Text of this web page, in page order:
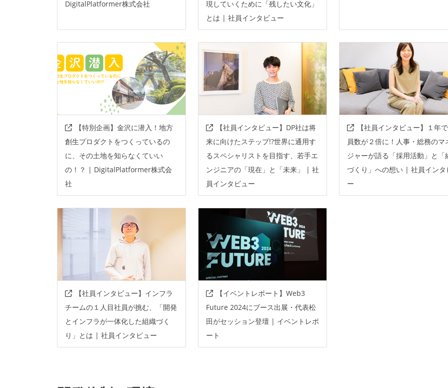
DigitalPlatformer株式会社
現していくために「残したい文化」
とは | 社員インタビュー
【特別企画】金沢に潜入！地方
創生プロダクトをつくっているの
に、その土地を知らなくていい
の！？ | DigitalPlatformer株式会
社
【社員インタビュー】DP社は将
来に向けたステップ!?世界に通用す
るスペシャリストを目指す、若手エ
ンジニアの「現在」と「未来」 | 社
員インタビュー
【社員インタビュー】１年
員数が２倍に！人事・総務のマ
ジャーが語る「採用活動」と「
づくり」への想い | 社員インタ
ー
【社員インタビュー】インフラ
チームの１人目社員が挑む、「開発
とインフラが一体化した組織づく
り」とは | 社員インタビュー
【イベントレポート】Web3
Future 2024にブース出展・代表松
田がセッション登壇 | イベントレポ
ート